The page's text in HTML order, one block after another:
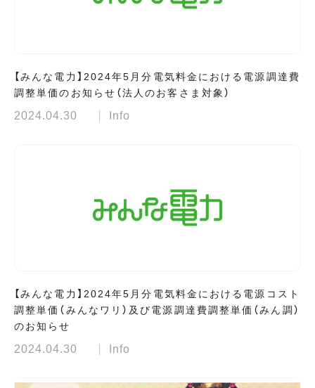
【みんな電力】2024年5月分電気料金における電源調達費
調整単価のお知らせ（法人のお客さま対象）
2024.04.30 Info
【みんな電力】2024年5月分電気料金における電源コスト
調整単価（みんなワリ）及び電源調達費調整単価（みん調）
のお知らせ
2024.04.30 Info